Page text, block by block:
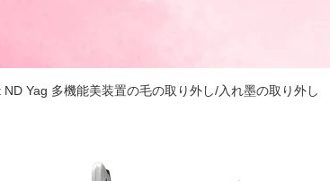
Yag 多機能美装置の毛の取り外し/入れ墨の取り外し